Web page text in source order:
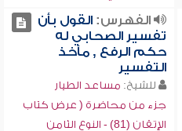
الفهرس:القول بأن
تفسير الصحابي له
حكم الرفع , مآخذ
التفسير
للشيخ: مساعد الطيار
جزء من محاضرة ( عرض كتاب
الإتقان (81) - النوع الثامن